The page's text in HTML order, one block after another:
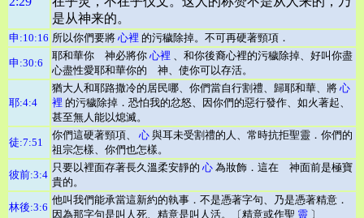
是从神来的。
申:10:16 所以你們要將 心裡 的污穢除掉。不可再硬著頸項．
申:30:6
耶和華你 神必將你 心裡 、和你後裔心裡的污穢除掉、好叫你盡
心盡性愛耶和華你的 神、使你可以存活。
耶:4:4
猶大人和耶路撒冷的居民哪、你們當自行割禮、歸耶和華、將 心
裡 的污穢除掉．恐怕我的忿怒、因你們的惡行發作、如火著起、
甚至無人能以熄滅。
徒:7:51
你們這硬著頸項、 心 與耳未受割禮的人、常時抗拒聖靈．你們的
祖宗怎樣、你們也怎樣。
彼前:3:4
只要以裡面存著長久溫柔安靜的 心 為妝飾．這在 神面前是極寶
貴的。
林後:3:6
他叫我們能承當這新約的執事．不是憑著字句、乃是憑著精意．
因為那字句是叫人死、精意是叫人活。〔精意或作聖 靈 〕